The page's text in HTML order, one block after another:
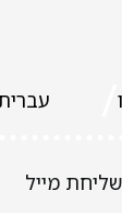
מייל